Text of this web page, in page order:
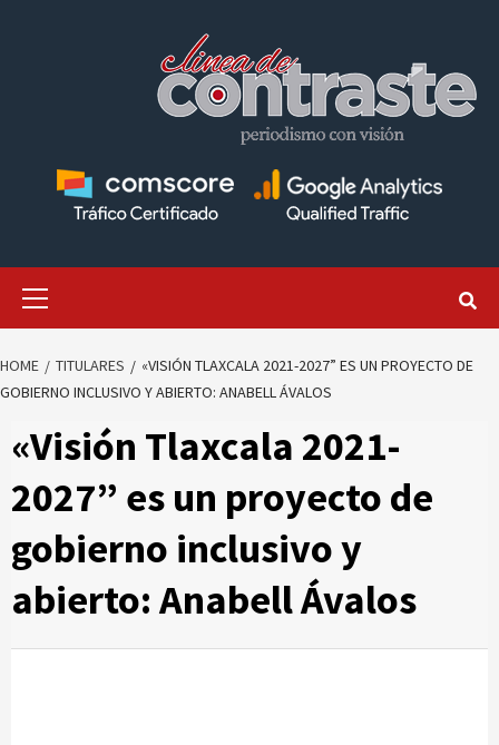
HOME TITULARES
«VISIÓN TLAXCALA 2021-2027” ES UN PROYECTO DE
GOBIERNO INCLUSIVO Y ABIERTO: ANABELL ÁVALOS
«Visión Tlaxcala 2021-
2027” es un proyecto de
gobierno inclusivo y
abierto: Anabell Ávalos